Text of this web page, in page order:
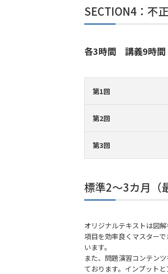
SECTION4：不
各3時間 講義9時間
第1回
第2回
第3回
標準2～3カ月（
オリジナルテキストは図
項目を効率良くマスター
います。
また、問題演習コンテン
ております。インプット